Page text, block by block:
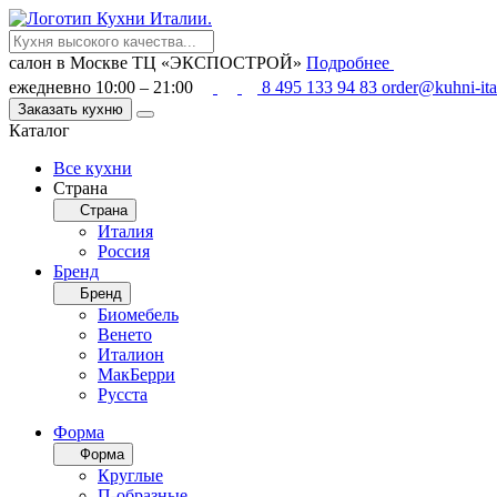
салон в Москве ТЦ «ЭКСПОСТРОЙ» Подробнее
ежедневно 10:00 – 21:00
8 495 133 94 83 order@kuhni-
Заказать кухню
Каталог
Все кухни
Страна
Страна
Италия
Россия
Бренд
Бренд
Биомебель
Венето
Италион
МакБерри
Русста
Форма
Форма
Круглые